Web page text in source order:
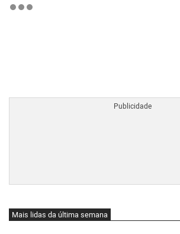
Mais lidas da última semana